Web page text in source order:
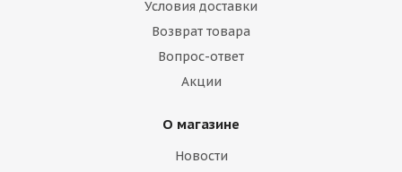
Условия доставки
Возврат товара
Вопрос-ответ
Акции
О магазине
Новости